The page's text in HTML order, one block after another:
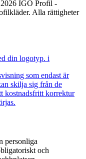
IGO Profil -
Alla rättigheter
din logotyp. i
som endast är
skilja sig från de
kostnadsfritt korrektur
personliga
och